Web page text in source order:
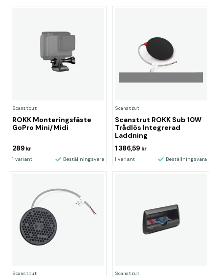
Scanstrut
ROKK Monteringsfäste
GoPro Mini/Midi
289 kr
1 variant Beställningsvara
Scanstrut
Scanstrut ROKK Sub 10W
Trådlös Integrerad
Laddning
1 386,59 kr
1 variant Beställningsvara
Scanstrut Scanstrut